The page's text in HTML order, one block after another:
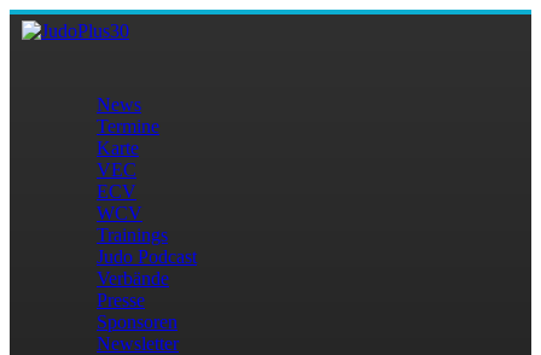
Direkt zum Inhalt
JudoPlus30
Hauptmenü
News
Termine
Karte
VEC
ECV
WCV
Trainings
Judo Podcast
Verbände
Presse
Sponsoren
Newsletter